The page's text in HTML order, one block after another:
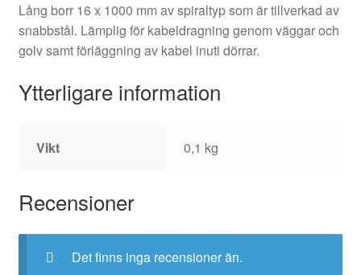
Lång borr 16 x 1000 mm av spiraltyp som är tillverkad av
snabbstål. Lämplig för kabeldragning genom väggar och
golv samt förläggning av kabel inuti dörrar.
Ytterligare information
Vikt 0,1 kg
Recensioner
Det finns inga recensioner än.